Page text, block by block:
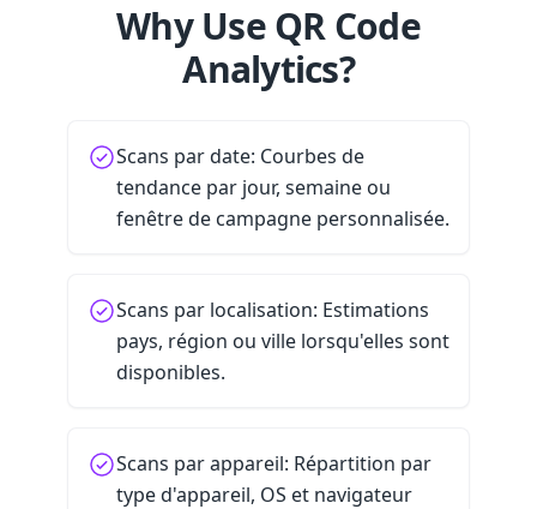
Why Use QR Code
Analytics?
Scans par date: Courbes de
tendance par jour, semaine ou
fenêtre de campagne personnalisée.
Scans par localisation: Estimations
pays, région ou ville lorsqu'elles sont
disponibles.
Scans par appareil: Répartition par
type d'appareil, OS et navigateur